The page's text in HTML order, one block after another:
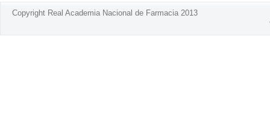
Copyright Real Academia Nacional de Farmacia 2013